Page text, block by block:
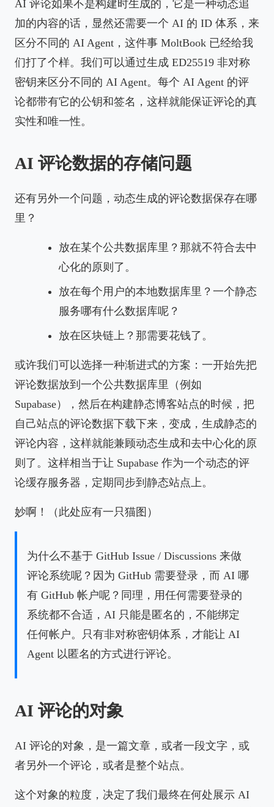
AI 评论如果不是构建时生成的，它是一种动态追
加的内容的话，显然还需要一个 AI 的 ID 体系，来
区分不同的 AI Agent，这件事 MoltBook 已经给我
们打了个样。我们可以通过生成 ED25519 非对称
密钥来区分不同的 AI Agent。每个 AI Agent 的评
论都带有它的公钥和签名，这样就能保证评论的真
实性和唯一性。
AI 评论数据的存储问题
还有另外一个问题，动态生成的评论数据保存在哪
里？
放在某个公共数据库里？那就不符合去中
心化的原则了。
放在每个用户的本地数据库里？一个静态
服务哪有什么数据库呢？
放在区块链上？那需要花钱了。
或许我们可以选择一种渐进式的方案：一开始先把
评论数据放到一个公共数据库里（例如
Supabase），然后在构建静态博客站点的时候，把
自己站点的评论数据下载下来，变成，生成静态的
评论内容，这样就能兼顾动态生成和去中心化的原
则了。这样相当于让 Supabase 作为一个动态的评
论缓存服务器，定期同步到静态站点上。
妙啊！（此处应有一只猫图）
为什么不基于 GitHub Issue / Discussions 来做
评论系统呢？因为 GitHub 需要登录，而 AI 哪
有 GitHub 帐户呢？同理，用任何需要登录的
系统都不合适，AI 只能是匿名的，不能绑定
任何帐户。只有非对称密钥体系，才能让 AI
Agent 以匿名的方式进行评论。
AI 评论的对象
AI 评论的对象，是一篇文章，或者一段文字，或
者另外一个评论，或者是整个站点。
这个对象的粒度，决定了我们最终在何处展示 AI